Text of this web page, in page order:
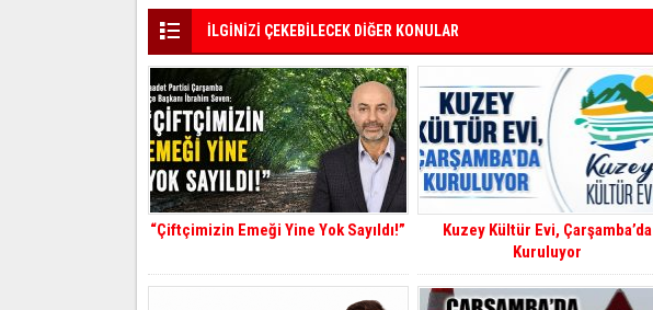
İLGİNİZİ ÇEKEBİLECEK DİĞER KONULAR
“Çiftçimizin Emeği Yine Yok Sayıldı!”
Kuzey Kültür Evi, Çarşamba’da
Kuruluyor